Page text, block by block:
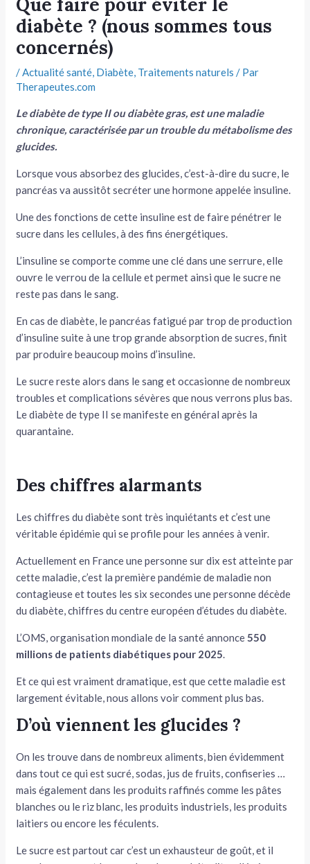
Que faire pour éviter le
diabète ? (nous sommes tous
concernés)
/Actualité santé, Diabète, Traitements naturels / Par
Therapeutes.com
Le diabète de type II ou diabète gras, est une maladie
chronique, caractérisée par un trouble du métabolisme des
glucides.
Lorsque vous absorbez des glucides, c’est-à-dire du sucre, le
pancréas va aussitôt secréter une hormone appelée insuline.
Une des fonctions de cette insuline est de faire pénétrer le
sucre dans les cellules, à des fins énergétiques.
L’insuline se comporte comme une clé dans une serrure, elle
ouvre le verrou de la cellule et permet ainsi que le sucre ne
reste pas dans le sang.
En cas de diabète, le pancréas fatigué par trop de production
d’insuline suite à une trop grande absorption de sucres, finit
par produire beaucoup moins d’insuline.
Le sucre reste alors dans le sang et occasionne de nombreux
troubles et complications sévères que nous verrons plus bas.
Le diabète de type II se manifeste en général après la
quarantaine.
Des chiffres alarmants
Les chiffres du diabète sont très inquiétants et c’est une
véritable épidémie qui se profile pour les années à venir.
Actuellement en France une personne sur dix est atteinte par
cette maladie, c’est la première pandémie de maladie non
contagieuse et toutes les six secondes une personne décède
du diabète, chiffres du centre européen d’études du diabète.
L’OMS, organisation mondiale de la santé annonce550
millions de patients diabétiques pour 2025.
Et ce qui est vraiment dramatique, est que cette maladie est
largement évitable, nous allons voir comment plus bas.
D’où viennent les glucides ?
On les trouve dans de nombreux aliments, bien évidemment
dans tout ce qui est sucré, sodas, jus de fruits, confiseries …
mais également dans les produits raffinés comme les pâtes
blanches ou le riz blanc, les produits industriels, les produits
laitiers ou encore les féculents.
Le sucre est partout car c’est un exhausteur de goût, et il